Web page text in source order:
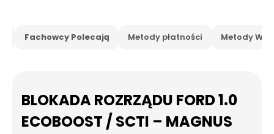
Fachowcy Polecają Metody płatności Metody
BLOKADA ROZRZĄDU FORD 1.0
ECOBOOST / SCTI – MAGNUS